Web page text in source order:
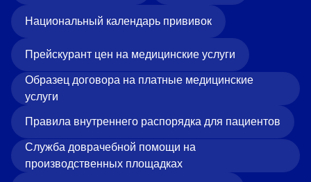
Национальный календарь прививок
Прейскурант цен на медицинские услуги
Образец договора на платные медицинские
услуги
Правила внутреннего распорядка для пациентов
Служба доврачебной помощи на
производственных площадках